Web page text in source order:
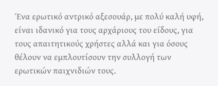
Ένα ερωτικό αντρικό αξεσουάρ, με πολύ καλή υφή,
είναι ιδανικό για τους αρχάριους του είδους, για
τους απαιτητικούς χρήστες αλλά και για όσους
θέλουν να εμπλουτίσουν την συλλογή των
ερωτικών παιχνιδιών τους.